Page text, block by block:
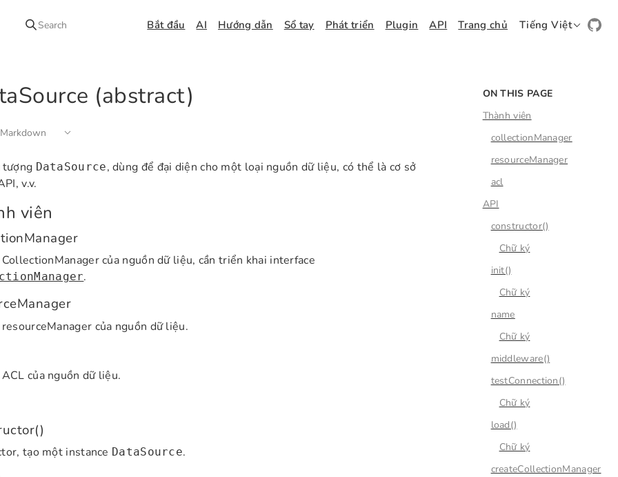
Search Bắt đầu AI Hướng dẫn Sổ tay Phát triển Plugin API Trang chủ Tiếng Việt
(abstract)
DataSource, dùng để đại diện cho một loại nguồn dữ liệu, có thể là cơ sở
v.v.
viên
của nguồn dữ liệu, cần triển khai interface
.
của nguồn dữ liệu.
của nguồn dữ liệu.
tạo một instance DataSource.
ON THIS PAGE
Thành viên
collectionManager
resourceManager
acl
API
constructor()
Chữ ký
init()
Chữ ký
name
Chữ ký
middleware()
testConnection()
Chữ ký
load()
Chữ ký
createCollectionManager